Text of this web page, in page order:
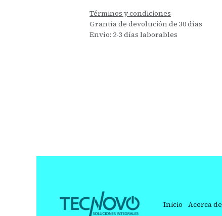
Términos y condiciones
Grantía de devolución de 30 días
Envío: 2-3 días laborables
Inicio Acerca de